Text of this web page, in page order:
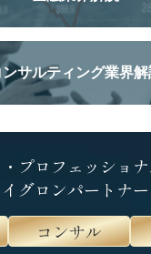
ンサルティング業界解
プロフェッショ
グロンパートナ
コンサル